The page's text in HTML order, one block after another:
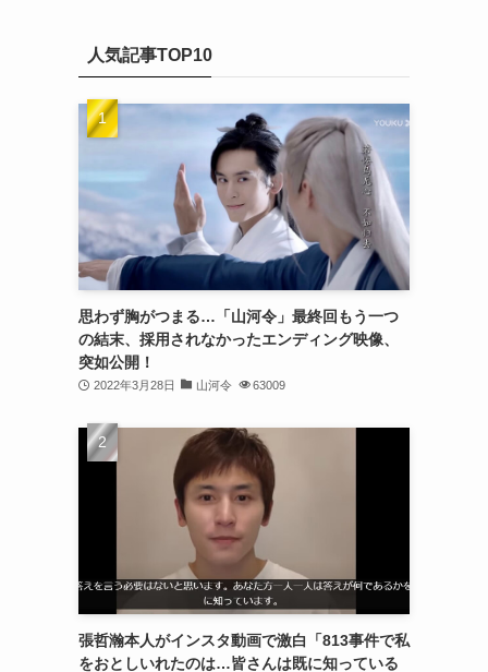
(24)
(23)
(27)
(21)
(25)
(25)
(29)
(30)
(32)
(31)
ブ人気記事TOP10
思わず胸がつまる…「山河令」最終回もう一つ
の結末、採用されなかったエンディング映像、
突如公開！
2022年3月28日 山河令 63009
張哲瀚本人がインスタ動画で激白「813事件で私
をおとしいれたのは…皆さんは既に知っている